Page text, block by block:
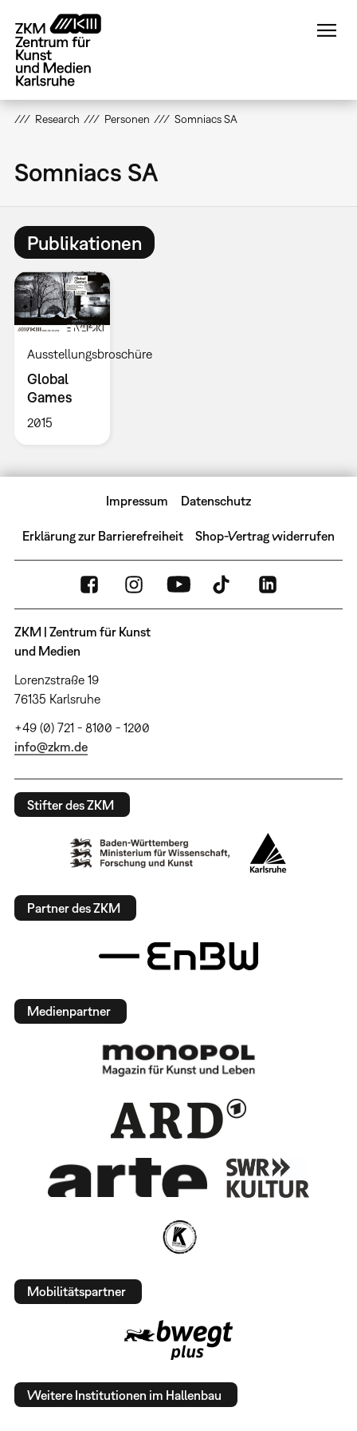
zum
Inhalt
Research Personen Somniacs SA
Somniacs SA
Publikationen
Ausstellungsbroschüre
Global
Games
2015
Impressum Datenschutz
Erklärung zur Barrierefreiheit Shop-Vertrag widerrufen
ZKM | Zentrum für Kunst
und Medien
Lorenzstraße 19
76135 Karlsruhe
+49 (0) 721 - 8100 - 1200
info@zkm.de
Stifter des ZKM
Partner des ZKM
Medienpartner
Mobilitätspartner
Weitere Institutionen im Hallenbau